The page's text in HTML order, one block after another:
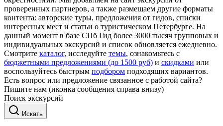
проверенных партнеров, а также размещаем другие форматы
контента: авторские туры, предложения от гидов, списки
интересных мест и статьи о туристическом Петербурге. На
данный момент в базе СПб Гид более 3000 тысяч групповых и
индивидуальных экскурсий и список обновляется ежедневно.
Смотрите каталог, исследуйте темы, ознакомьтесь с
бюджетными предложениями (до 1500 руб) и скидками или
воспользуйтесь быстрым подбором подходящих вариантов.
Есть вопрос или предложение связанное с работой сайта?
Пишите нам (иконка сообщения справа внизу)
Поиск экскурсий
Искать